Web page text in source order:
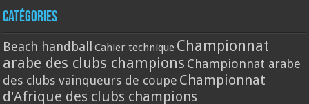
Catégories
Beach handball Cahier technique Championnat
arabe des clubs champions Championnat arabe
des clubs vainqueurs de coupe Championnat
d'Afrique des clubs champions